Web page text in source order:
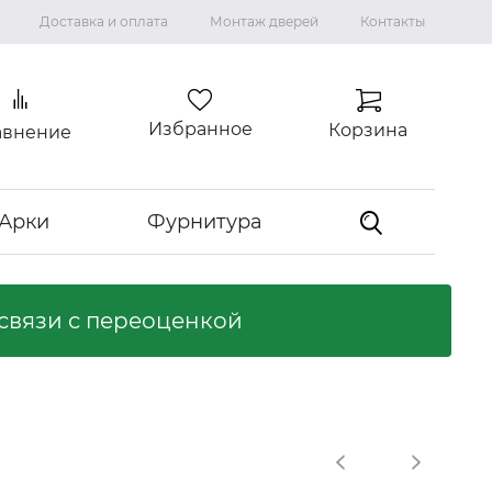
Доставка и оплата Монтаж дверей Контакты
Избранное Корзина
Фурнитура
Коллекция "ВИЛЛА"
Ламинированные двери
с переоценкой